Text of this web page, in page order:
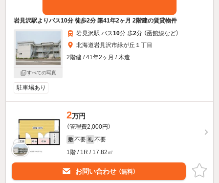
岩見沢駅よりバス10分 徒歩2分 築41年2ヶ月 2階建の賃貸物件
すべての写真
岩見沢駅 バス10分 歩2分 （函館線など）
北海道岩見沢市緑が丘１丁目
2階建 / 41年2ヶ月 / 木造
駐車場あり
2万円
（管理費2,000円）
敷 不要 礼 不要
1階 / 1R / 17.82㎡
お問い合わせ （無料）